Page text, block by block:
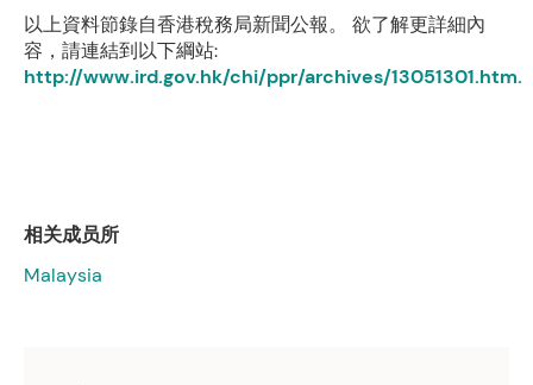
以上資料節錄自香港稅務局新聞公報。 欲了解更詳細內
容，請連結到以下綱站:
http://www.ird.gov.hk/chi/ppr/archives/13051301.htm.
相关成员所
Malaysia